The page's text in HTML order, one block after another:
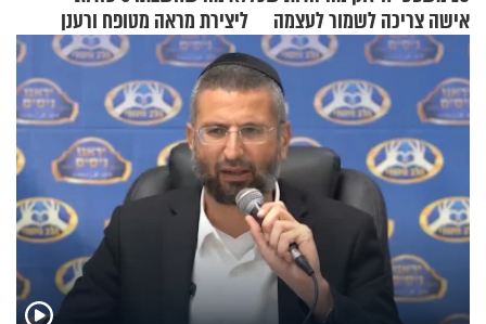
אישה צריכה לשמור לעצמה
ליצירת מראה מטופח ורענן